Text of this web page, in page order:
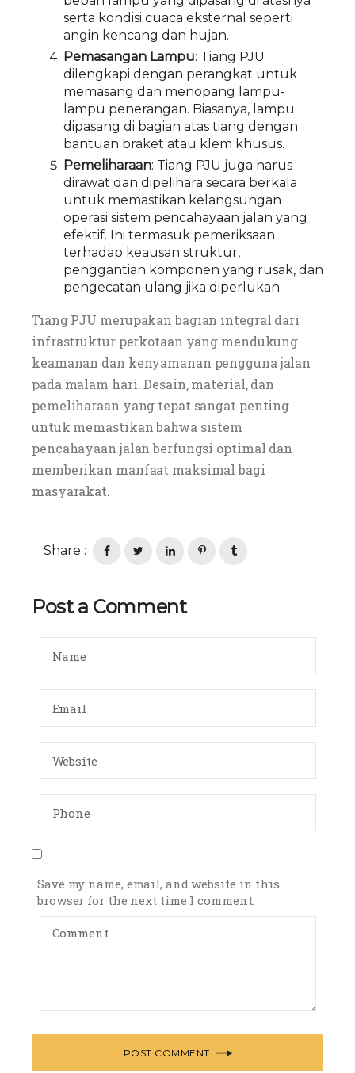
serta kondisi cuaca eksternal seperti
angin kencang dan hujan.
Pemasangan Lampu: Tiang PJU
dilengkapi dengan perangkat untuk
memasang dan menopang lampu-
lampu penerangan. Biasanya, lampu
dipasang di bagian atas tiang dengan
bantuan braket atau klem khusus.
Pemeliharaan: Tiang PJU juga harus
dirawat dan dipelihara secara berkala
untuk memastikan kelangsungan
operasi sistem pencahayaan jalan yang
efektif. Ini termasuk pemeriksaan
terhadap keausan struktur,
penggantian komponen yang rusak, dan
pengecatan ulang jika diperlukan.
Tiang PJU merupakan bagian integral dari
infrastruktur perkotaan yang mendukung
keamanan dan kenyamanan pengguna jalan
pada malam hari. Desain, material, dan
pemeliharaan yang tepat sangat penting
untuk memastikan bahwa sistem
pencahayaan jalan berfungsi optimal dan
memberikan manfaat maksimal bagi
masyarakat.
Share :
Post a Comment
Save my name, email, and website in this
browser for the next time I comment.
POST COMMENT